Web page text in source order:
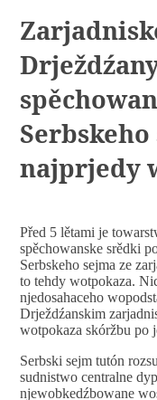
najprjedy
Před 5 lětami je
spěchowanske srědki
Serbskeho sejma ze
to tehdy wotpokaza.
njedosahaceho
Drježdźanskim
wotpokaza skóržbu po
Serbski sejm tutón
sudnistwo centralne
njewobkedźbowane